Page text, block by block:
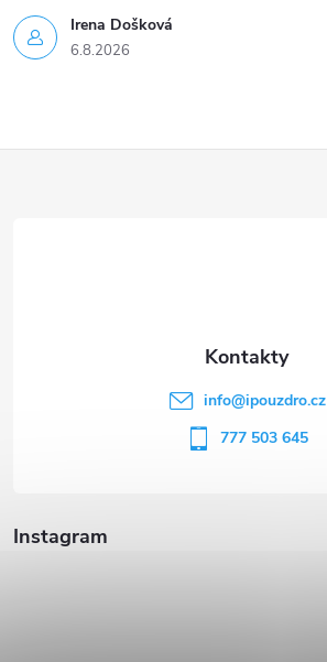
Irena Došková
6.8.2026
Instagram
info@ipouzdro.cz
777 503 645